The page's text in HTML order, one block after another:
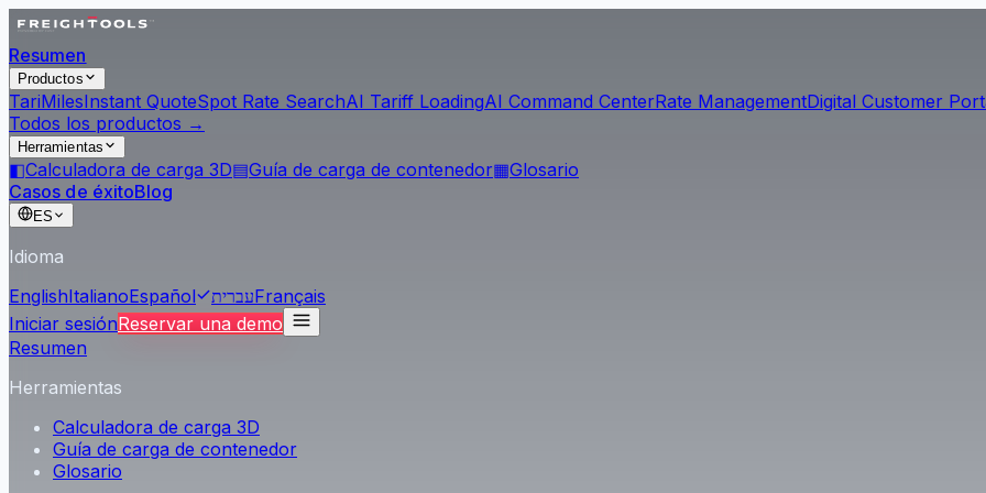
Resumen
Productos
TariMilesInstant QuoteSpot Rate SearchAI Tariff LoadingAI Command CenterRate ManagementDigital Customer
Todos los productos →
Herramientas
◧Calculadora de carga 3D▤Guía de carga de contenedor▦Glosario
Casos de éxitoBlog
ES
Idioma
EnglishItalianoEspañol עבריתFrançais
Iniciar sesiónReservar una demo
Resumen
Herramientas
Calculadora de carga 3D
Guía de carga de contenedor
Glosario